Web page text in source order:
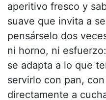
aperitivo fresco y
suave que invita a
pensárselo dos
ni horno, ni
se adapta a lo que
servirlo con pan, con
directamente a